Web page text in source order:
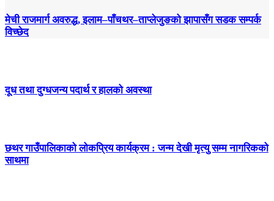
मेची राजमार्ग अवरुद्ध, इलाम–पाँचथर–ताप्लेजुङको झापासँग सडक सम्पर्क
विच्छेद
दूध तथा दुग्धजन्य पदार्थ र हालको अवस्था
छथर गाउँपालिकाको लोकप्रिय कार्यक्रम : जन्म देखी मृत्यु सम्म नागरिकको
साथमा